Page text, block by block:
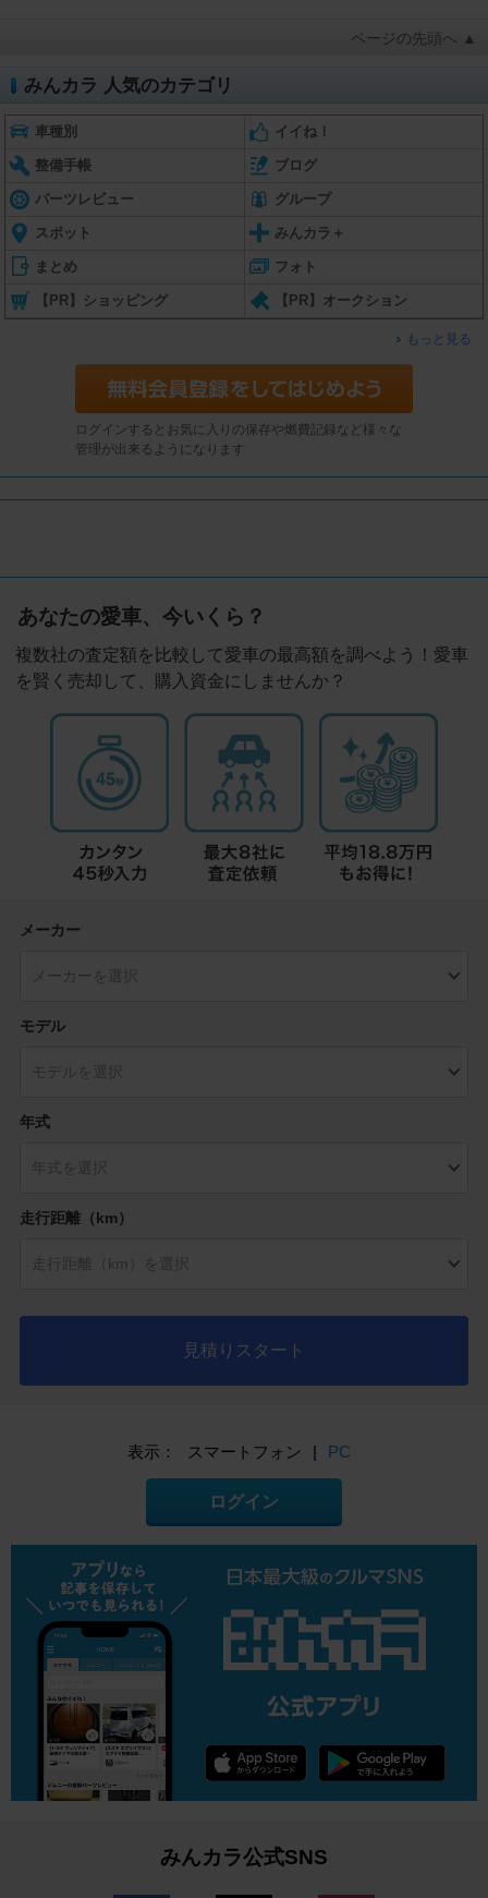
ページの先頭へ ▲
みんカラ 人気のカテゴリ
車種別 イイね！
整備手帳 ブログ
パーツレビュー グループ
スポット みんカラ＋
まとめ フォト
【PR】ショッピング 【PR】オークション
もっと見る
ログインするとお気に入りの保存や燃費記録など様々な
管理が出来るようになります
あなたの愛車、今いくら？
複数社の査定額を比較して愛車の最高額を調べよう！愛車
を賢く売却して、購入資金にしませんか？
メーカー
モデル
年式
走行距離（km）
見積りスタート
表示： スマートフォン PC
ログイン
みんカラ公式SNS